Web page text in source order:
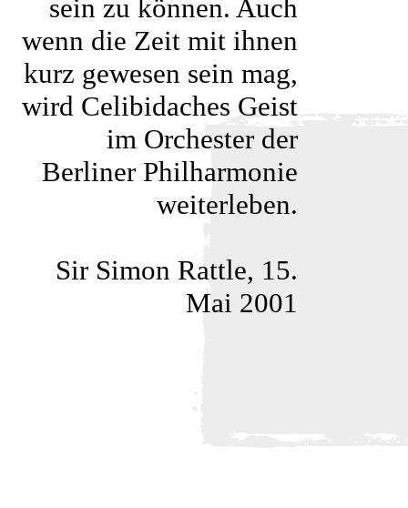
sein zu können. Auch
wenn die Zeit mit ihnen
kurz gewesen sein mag,
wird Celibidaches Geist
im Orchester der
Berliner Philharmonie
weiterleben.
Sir Simon Rattle, 15.
Mai 2001